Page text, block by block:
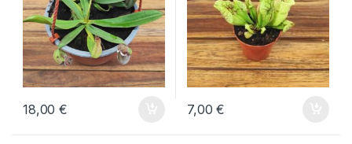
18,00€ 7,00€